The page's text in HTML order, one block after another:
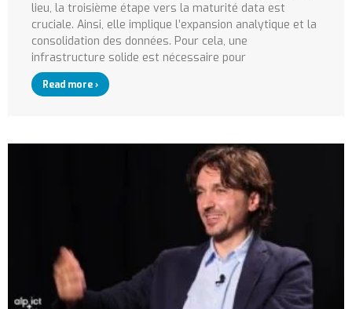
lieu, la troisième étape vers la maturité data est
cruciale. Ainsi, elle implique l’expansion analytique et la
consolidation des données. Pour cela, une
infrastructure solide est nécessaire pour
Read more ›